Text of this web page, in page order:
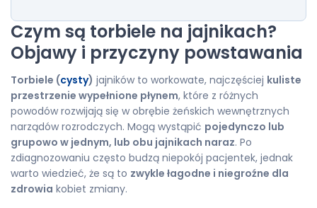
Czym są torbiele na jajnikach?
Objawy i przyczyny powstawania
Torbiele (cysty) jajników to workowate, najczęściej kuliste
przestrzenie wypełnione płynem, które z różnych
powodów rozwijają się w obrębie żeńskich wewnętrznych
narządów rozrodczych. Mogą wystąpić pojedynczo lub
grupowo w jednym, lub obu jajnikach naraz. Po
zdiagnozowaniu często budzą niepokój pacjentek, jednak
warto wiedzieć, że są to zwykle łagodne i niegroźne dla
zdrowia kobiet zmiany.